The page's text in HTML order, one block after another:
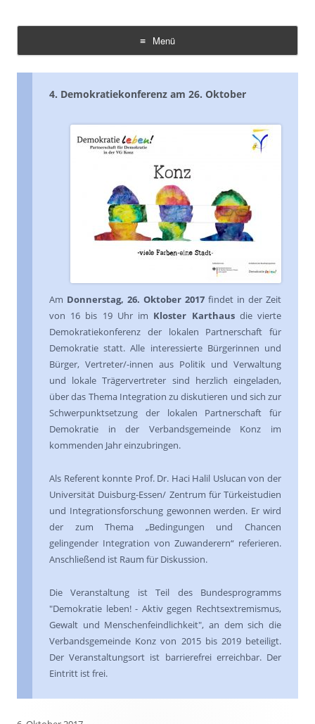
Menü
Zum
Inhalt
4. Demokratiekonferenz am 26. Oktober
Am Donnerstag, 26. Oktober 2017 findet in der Zeit
von 16 bis 19 Uhr im Kloster Karthausdie vierte
Demokratiekonferenz der lokalen Partnerschaft für
Demokratie statt. Alle interessierte Bürgerinnen und
Bürger, Vertreter/-innen aus Politik und Verwaltung
und lokale Trägervertreter sind herzlich eingeladen,
über das Thema Integration zu diskutieren und sich zur
Schwerpunktsetzung der lokalen Partnerschaft für
Demokratie in der Verbandsgemeinde Konz im
kommenden Jahr einzubringen.
Als Referent konnte Prof. Dr. Haci Halil Uslucan von der
Universität Duisburg-Essen/ Zentrum für Türkeistudien
und Integrationsforschung gewonnen werden. Er wird
der zum Thema „Bedingungen und Chancen
gelingender Integration von Zuwanderern“ referieren.
Anschließend ist Raum für Diskussion.
Die Veranstaltung ist Teil des Bundesprogramms
"Demokratie leben! - Aktiv gegen Rechtsextremismus,
Gewalt und Menschenfeindlichkeit", an dem sich die
Verbandsgemeinde Konz von 2015 bis 2019 beteiligt.
Der Veranstaltungsort ist barrierefrei erreichbar. Der
Eintritt ist frei.